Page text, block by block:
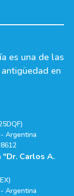
es una de las
en
Argentina
"Dr. Carlos A.
Argentina